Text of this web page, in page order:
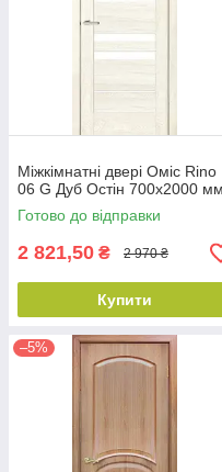
Міжкімнатні двері Оміс Rino
06 G Дуб Остін 700х2000 мм
Готово до відправки
2 821,50 ₴ 2 970 ₴
Купити
–5%